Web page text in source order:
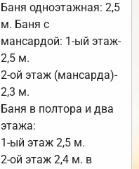
Баня одноэтажная: 2,5
м. Баня с
мансардой: 1-ый этаж-
2,5 м.
2-ой этаж (мансарда)-
2,3 м.
Баня в полтора и два
этажа:
1-ый этаж 2,5 м.
2-ой этаж 2,4 м. в